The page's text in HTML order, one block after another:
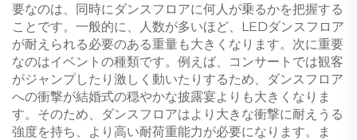
要なのは、同時にダンスフロアに何人が乗るかを把握する
ことです。一般的に、人数が多いほど、LEDダンスフロア
が耐えられる必要のある重量も大きくなります。次に重要
なのはイベントの種類です。例えば、コンサートでは観客
がジャンプしたり激しく動いたりするため、ダンスフロア
への衝撃が結婚式の穏やかな披露宴よりも大きくなりま
す。そのため、ダンスフロアはより大きな衝撃に耐えうる
強度を持ち、より高い耐荷重能力が必要になります。ま